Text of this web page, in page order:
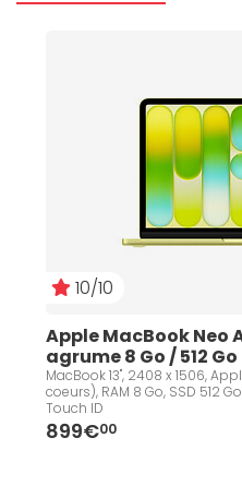
10/10
Apple MacBook Neo
agrume 8 Go / 512
MacBook 13", 2408 x 1506,
coeurs), RAM 8 Go, SSD 512
Touch ID
899€00